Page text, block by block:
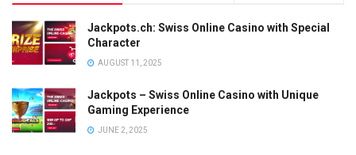
Jackpots.ch: Swiss Online Casino with Special
Character
AUGUST 11, 2025
Jackpots – Swiss Online Casino with Unique
Gaming Experience
JUNE 2, 2025